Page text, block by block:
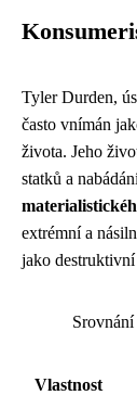
Tyler Durden,
často vnímán
života. Jeho
statků a
extrémní a
jako
Vlastnost